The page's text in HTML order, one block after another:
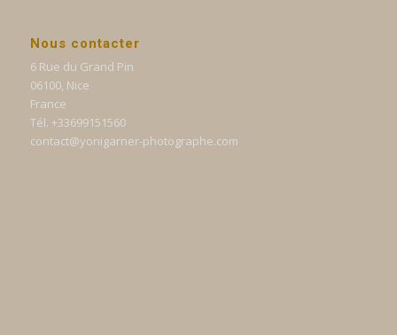
Nous contacter
6 Rue du Grand Pin
06100, Nice
France
Tél. +33699151560
contact@yonigarner-photographe.com